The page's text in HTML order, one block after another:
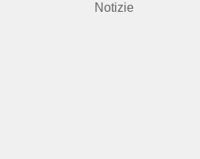
Notizie